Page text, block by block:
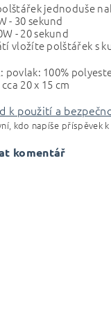
jednoduše
- 30 sekund
- 20 sekund
vložíte polštářek s
povlak: 100%
20 x 15 cm
k použití a
kdo napíše příspěvek
komentář